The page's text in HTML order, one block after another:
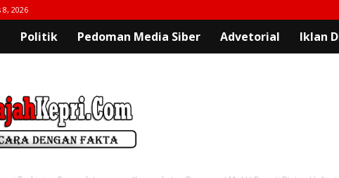
8, 2026
Politik Pedoman Media Siber Advetorial Iklan